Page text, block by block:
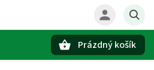
Prázdný košík